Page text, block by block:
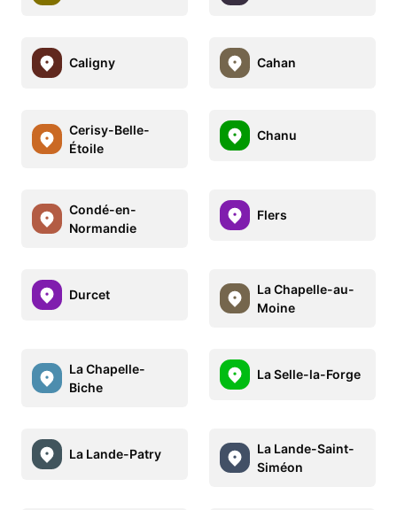
Caligny Cahan
Cerisy-Belle-
Étoile
Chanu
Condé-en-
Normandie
Flers
Durcet
La Chapelle-au-
Moine
La Chapelle-
Biche
La Selle-la-Forge
La Lande-Patry
La Lande-Saint-
Siméon